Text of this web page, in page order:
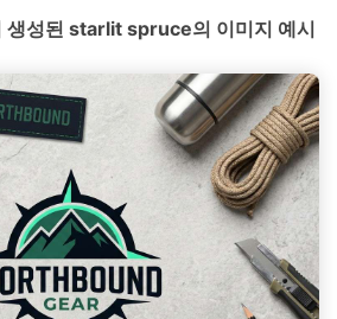
성된 starlit spruce의 이미지 예시